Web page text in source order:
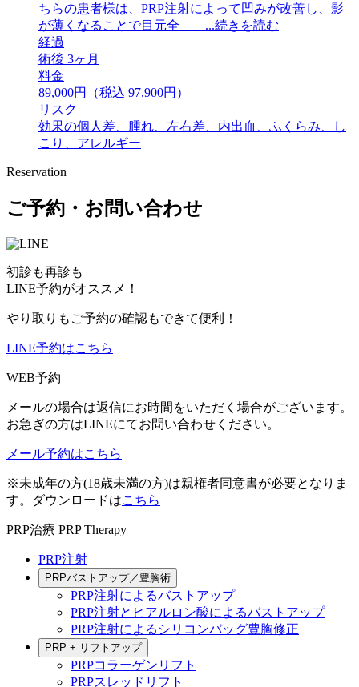
ちらの患者様は、PRP注射によって凹みが改善し、影
が薄くなることで目元全 ...続きを読む
経過
術後 3ヶ月
料金
89,000円（税込 97,900円）
リスク
効果の個人差、腫れ、左右差、内出血、ふくらみ、し
こり、アレルギー
Reservation
ご予約・お問い合わせ
初診も再診も
LINE予約がオススメ！
やり取りもご予約の確認もできて便利！
LINE予約はこちら
WEB予約
メールの場合は返信にお時間をいただく場合がございます。
お急ぎの方はLINEにてお問い合わせください。
メール予約はこちら
※未成年の方(18歳未満の方)は親権者同意書が必要となりま
す。ダウンロードはこちら
PRP治療 PRP Therapy
PRP注射
PRPバストアップ／豊胸術
PRP注射によるバストアップ
PRP注射とヒアルロン酸によるバストアップ
PRP注射によるシリコンバッグ豊胸修正
PRP + リフトアップ
PRPコラーゲンリフト
PRPスレッドリフト